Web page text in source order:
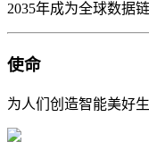
2035年成为全球数据
使命
为人们创造智能美好